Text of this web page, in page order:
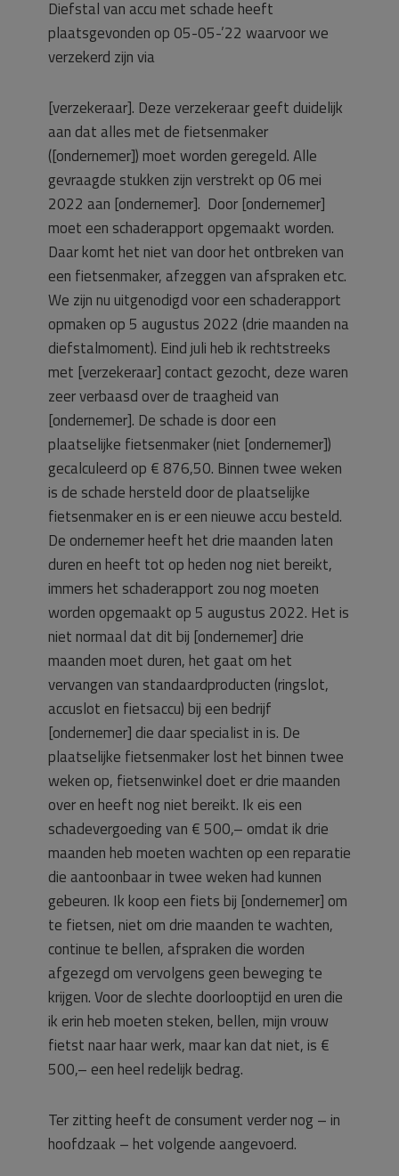
Diefstal van accu met schade heeft
plaatsgevonden op 05-05-’22 waarvoor we
verzekerd zijn via
[verzekeraar]. Deze verzekeraar geeft duidelijk
aan dat alles met de fietsenmaker
([ondernemer]) moet worden geregeld. Alle
gevraagde stukken zijn verstrekt op 06 mei
2022 aan [ondernemer]. Door [ondernemer]
moet een schaderapport opgemaakt worden.
Daar komt het niet van door het ontbreken van
een fietsenmaker, afzeggen van afspraken etc.
We zijn nu uitgenodigd voor een schaderapport
opmaken op 5 augustus 2022 (drie maanden na
diefstalmoment). Eind juli heb ik rechtstreeks
met [verzekeraar] contact gezocht, deze waren
zeer verbaasd over de traagheid van
[ondernemer]. De schade is door een
plaatselijke fietsenmaker (niet [ondernemer])
gecalculeerd op € 876,50. Binnen twee weken
is de schade hersteld door de plaatselijke
fietsenmaker en is er een nieuwe accu besteld.
De ondernemer heeft het drie maanden laten
duren en heeft tot op heden nog niet bereikt,
immers het schaderapport zou nog moeten
worden opgemaakt op 5 augustus 2022. Het is
niet normaal dat dit bij [ondernemer] drie
maanden moet duren, het gaat om het
vervangen van standaardproducten (ringslot,
accuslot en fietsaccu) bij een bedrijf
[ondernemer] die daar specialist in is. De
plaatselijke fietsenmaker lost het binnen twee
weken op, fietsenwinkel doet er drie maanden
over en heeft nog niet bereikt. Ik eis een
schadevergoeding van € 500,– omdat ik drie
maanden heb moeten wachten op een reparatie
die aantoonbaar in twee weken had kunnen
gebeuren. Ik koop een fiets bij [ondernemer] om
te fietsen, niet om drie maanden te wachten,
continue te bellen, afspraken die worden
afgezegd om vervolgens geen beweging te
krijgen. Voor de slechte doorlooptijd en uren die
ik erin heb moeten steken, bellen, mijn vrouw
fietst naar haar werk, maar kan dat niet, is €
500,– een heel redelijk bedrag.
Ter zitting heeft de consument verder nog – in
hoofdzaak – het volgende aangevoerd.